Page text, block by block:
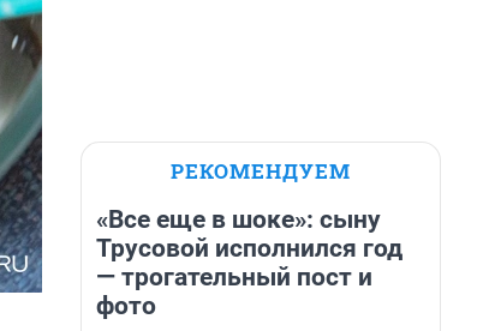
РЕКОМЕНДУЕМ
«Все еще в шоке»: сыну
Трусовой исполнился год
— трогательный пост и
фото